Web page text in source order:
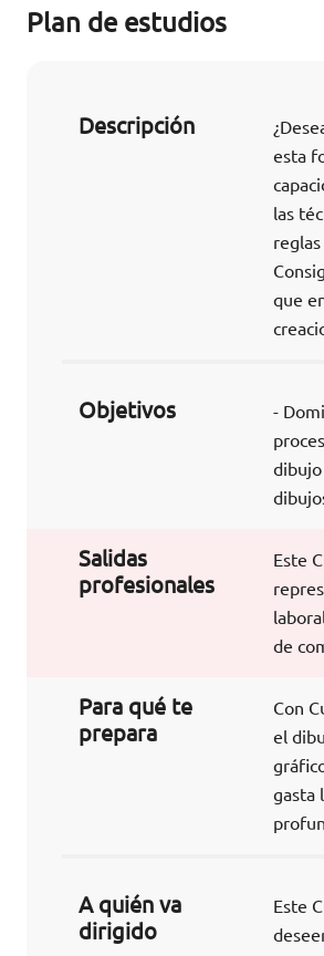
Plan de estudios
Descripción
esta
las
que
Objetivos
-
Salidas
profesionales
Este
de
Para qué te
prepara
Con
el
gasta
A quién va
dirigido
Este